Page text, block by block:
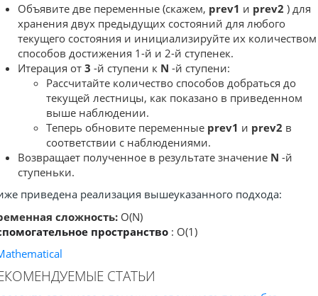
Объявите две переменные (скажем, prev1 и prev2 ) для
хранения двух предыдущих состояний для любого
текущего состояния и инициализируйте их количеством
способов достижения 1-й и 2-й ступенек.
Итерация от 3 -й ступени к N -й ступени:
Рассчитайте количество способов добраться до
текущей лестницы, как показано в приведенном
выше наблюдении.
Теперь обновите переменные prev1 и prev2 в
соответствии с наблюдениями.
Возвращает полученное в результате значение N -й
ступеньки.
приведена реализация вышеуказанного подхода:
сложность: O(N)
пространство : O(1)
СТАТЬИ